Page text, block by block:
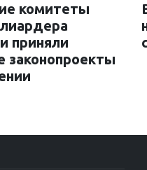
комитеты
приняли
законопроекты